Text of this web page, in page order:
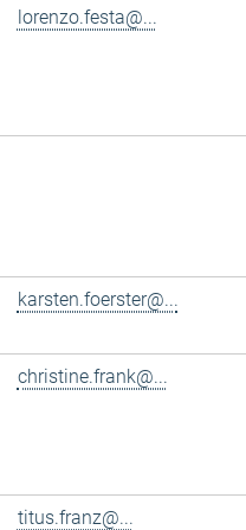
lorenzo.festa@...
karsten.foerster@...
christine.frank@...
titus.franz@...